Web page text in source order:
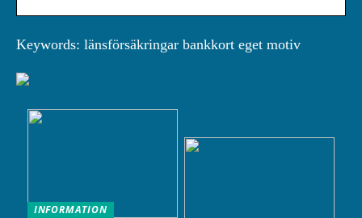
Keywords: länsförsäkringar bankkort eget motiv
INFORMATION